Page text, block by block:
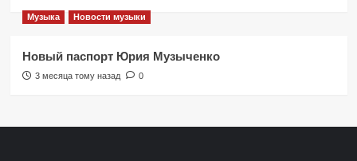
Музыка Новости музыки
Новый паспорт Юрия Музыченко
3 месяца тому назад 0